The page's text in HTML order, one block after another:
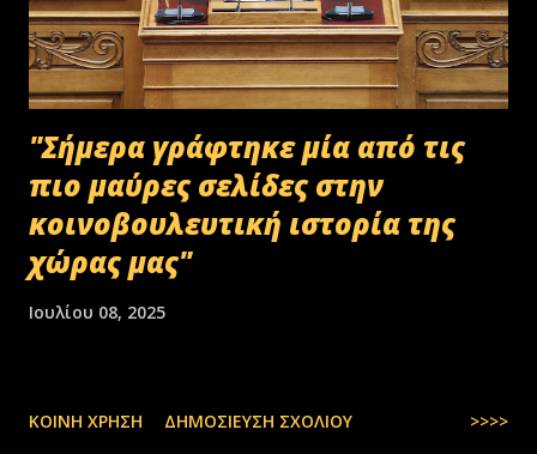
"Σήμερα γράφτηκε μία από τις
πιο μαύρες σελίδες στην
κοινοβουλευτική ιστορία της
χώρας μας"
Ιουλίου 08, 2025
ΚΟΙΝΉ ΧΡΉΣΗ ΔΗΜΟΣΊΕΥΣΗ ΣΧΟΛΊΟΥ >>>>